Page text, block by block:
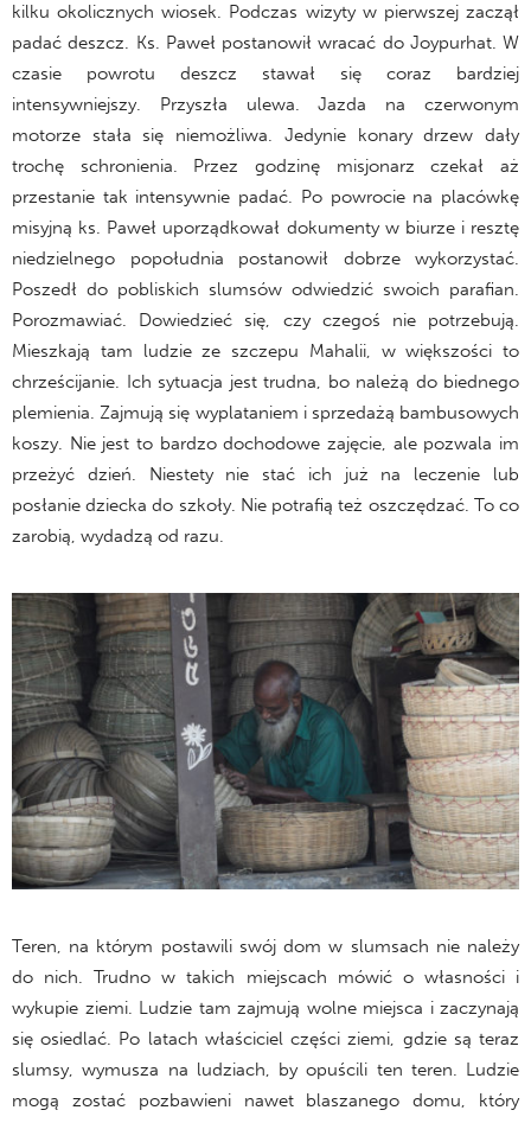
kilku okolicznych wiosek. Podczas wizyty w pierwszej zaczął
padać deszcz. Ks. Paweł postanowił wracać do Joypurhat. W
czasie powrotu deszcz stawał się coraz bardziej
intensywniejszy. Przyszła ulewa. Jazda na czerwonym
motorze stała się niemożliwa. Jedynie konary drzew dały
trochę schronienia. Przez godzinę misjonarz czekał aż
przestanie tak intensywnie padać. Po powrocie na placówkę
misyjną ks. Paweł uporządkował dokumenty w biurze i resztę
niedzielnego popołudnia postanowił dobrze wykorzystać.
Poszedł do pobliskich slumsów odwiedzić swoich parafian.
Porozmawiać. Dowiedzieć się, czy czegoś nie potrzebują.
Mieszkają tam ludzie ze szczepu Mahalii, w większości to
chrześcijanie. Ich sytuacja jest trudna, bo należą do biednego
plemienia. Zajmują się wyplataniem i sprzedażą bambusowych
koszy. Nie jest to bardzo dochodowe zajęcie, ale pozwala im
przeżyć dzień. Niestety nie stać ich już na leczenie lub
posłanie dziecka do szkoły. Nie potrafią też oszczędzać. To co
zarobią, wydadzą od razu.
Teren, na którym postawili swój dom w slumsach nie należy
do nich. Trudno w takich miejscach mówić o własności i
wykupie ziemi. Ludzie tam zajmują wolne miejsca i zaczynają
się osiedlać. Po latach właściciel części ziemi, gdzie są teraz
slumsy, wymusza na ludziach, by opuścili ten teren. Ludzie
mogą zostać pozbawieni nawet blaszanego domu, który